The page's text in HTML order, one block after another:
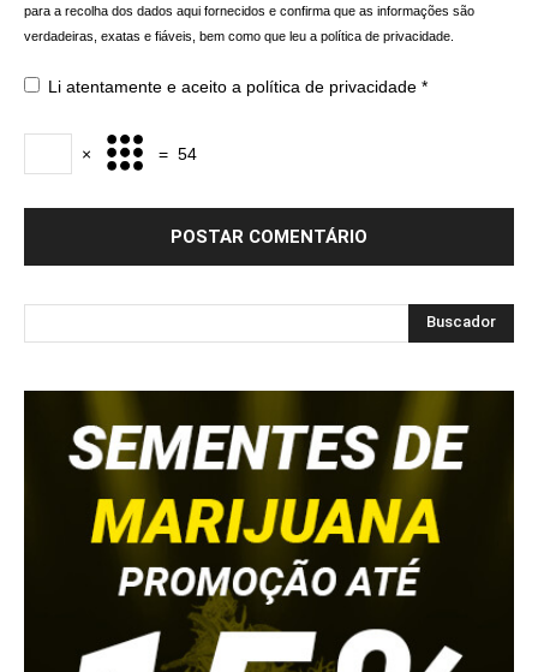
para a recolha dos dados aqui fornecidos e confirma que as informações são
verdadeiras, exatas e fiáveis, bem como que leu a política de privacidade.
Li atentamente e aceito a política de privacidade *
× = 54
Buscador